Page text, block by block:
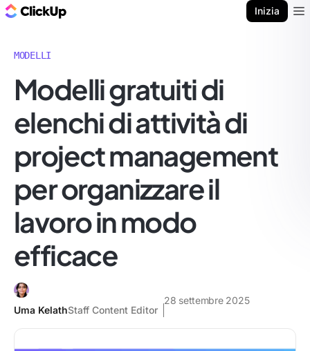
Inizia
MODELLI
Modelli gratuiti di
elenchi di attività di
project management
per organizzare il
lavoro in modo
efficace
Uma KelathStaff Content Editor
28 settembre 2025